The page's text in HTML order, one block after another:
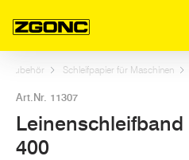
Zubehör Schleifpapier für Maschinen
Art.Nr. 11307
400